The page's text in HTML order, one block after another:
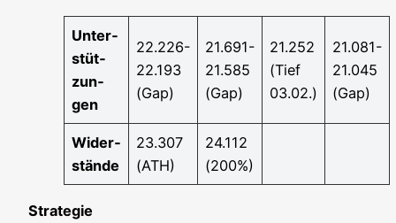
Unter­
stüt­
zun­
gen
22.226-
22.193
(Gap)
21.691-
21.585
(Gap)
21.252
(Tief
03.02.)
21.081-
21.045
(Gap)
Wider­
stän­de
23.307
(ATH)
24.112
(200%)
Stra­te­gie